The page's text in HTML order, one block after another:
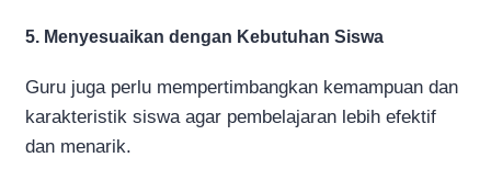
5. Menyesuaikan dengan Kebutuhan Siswa
Guru juga perlu mempertimbangkan kemampuan dan
karakteristik siswa agar pembelajaran lebih efektif
dan menarik.